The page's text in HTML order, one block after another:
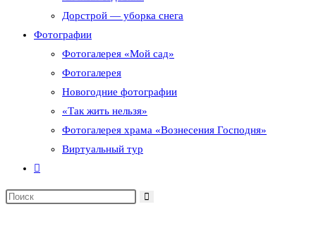
Дорстрой — уборка снега
Фотографии
Фотогалерея «Мой сад»
Фотогалерея
Новогодние фотографии
«Так жить нельзя»
Фотогалерея храма «Вознесения Господня»
Виртуальный тур
Переключить
по